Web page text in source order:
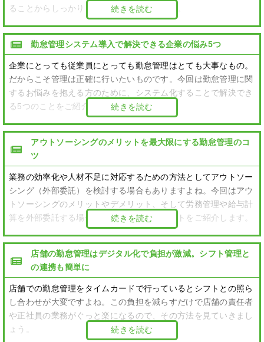
ることからしっかりと対策しておきましょう。
続きを読む
勤怠管理システム導入で解決できる企業の悩み5つ
企業にとっても従業員にとっても勤怠管理はとても大事なもの。
だからこそ管理は正確に行いたいものです。今回は勤怠管理に関
するお悩みを抱える方のために、システム化することで解決でき
る5つのことをご紹介します。続きを読む
アウトソーシングのメリットを最大限にする勤怠管理のコ
ツ
業務の効率化や人材不足に対応するための方法としてアウトソー
シング（外部委託）を検討する場合もありますよね。今回はアウ
トソーシングのメリットやデメリット、そして労務管理や給与計
算を外部委託する場合に気を付けたいポイントをご紹介します。
続きを読む
店舗の勤怠管理はデジタル化で負担が激減。シフト管理と
の連携も簡単に
店舗での勤怠管理をタイムカードで行っているとシフトとの照ら
し合わせが大変ですよね。この負担を減らすだけで店舗の責任者
や正社員の業務がぐっと楽になるので、その方法を見ていきまし
ょう。
続きを読む